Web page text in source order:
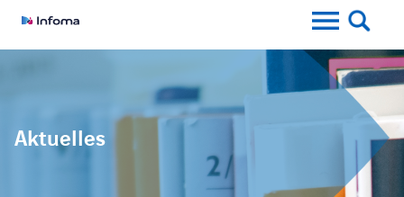
Aktuelles